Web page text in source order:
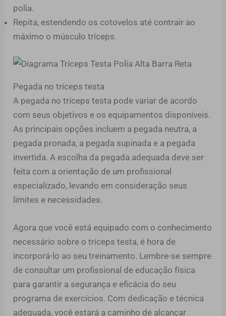
polia.
Repita, estendendo os cotovelos até contrair ao
máximo o músculo tríceps.
Pegada no tríceps testa
A pegada no tríceps testa pode variar de acordo
com seus objetivos e os equipamentos disponíveis.
As principais opções incluem a pegada neutra, a
pegada pronada, a pegada supinada e a pegada
invertida. A escolha da pegada adequada deve ser
feita com a orientação de um profissional
especializado, levando em consideração seus
limites e necessidades.
Agora que você está equipado com o conhecimento
necessário sobre o tríceps testa, é hora de
incorporá-lo ao seu treinamento. Lembre-se sempre
de consultar um profissional de educação física
para garantir a segurança e eficácia do seu
programa de exercícios. Com dedicação e técnica
adequada, você estará a caminho de alcançar